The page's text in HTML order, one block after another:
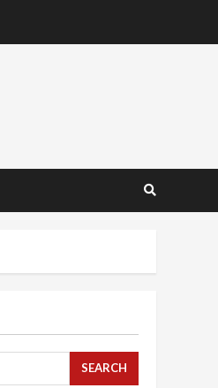
SEARCH